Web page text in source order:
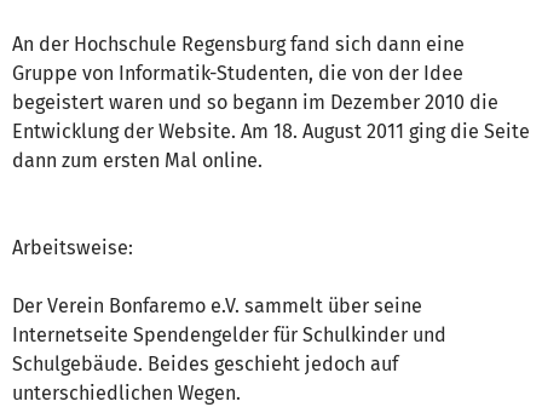
An der Hochschule Regensburg fand sich dann eine
Gruppe von Informatik-Studenten, die von der Idee
begeistert waren und so begann im Dezember 2010 die
Entwicklung der Website. Am 18. August 2011 ging die Seite
dann zum ersten Mal online.
Arbeitsweise:
Der Verein Bonfaremo e.V. sammelt über seine
Internetseite Spendengelder für Schulkinder und
Schulgebäude. Beides geschieht jedoch auf
unterschiedlichen Wegen.